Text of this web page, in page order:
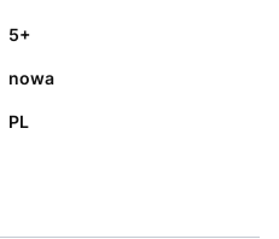
5+
nowa
PL